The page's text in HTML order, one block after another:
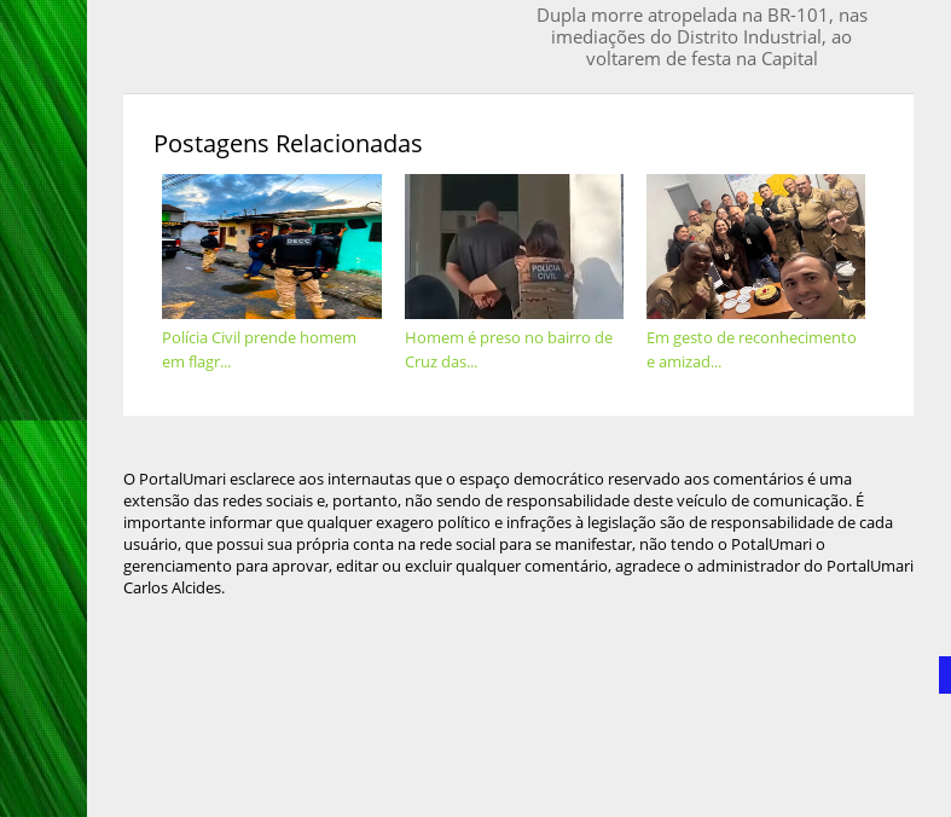
Dupla morre atropelada na BR-101, nas
imediações do Distrito Industrial, ao
voltarem de festa na Capital
Postagens Relacionadas
Em gesto de reconhecimento
e amizad...
Homem é preso no bairro de
Cruz das...
Polícia Civil prende homem
em flagr...
O PortalUmari esclarece aos internautas que o espaço democrático reservado aos comentários é uma
extensão das redes sociais e, portanto, não sendo de responsabilidade deste veículo de comunicação. É
importante informar que qualquer exagero político e infrações à legislação são de responsabilidade de cada
usuário, que possui sua própria conta na rede social para se manifestar, não tendo o PotalUmari o
gerenciamento para aprovar, editar ou excluir qualquer comentário, agradece o administrador do PortalUmari
Carlos Alcides.